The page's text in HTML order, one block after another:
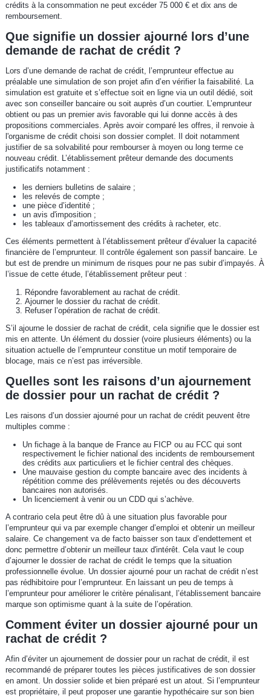
crédits à la consommation ne peut excéder 75 000 € et dix ans de
remboursement.
Que signifie un dossier ajourné lors d’une
demande de rachat de crédit ?
Lors d’une demande de rachat de crédit, l’emprunteur effectue au
préalable une simulation de son projet afin d’en vérifier la faisabilité. La
simulation est gratuite et s’effectue soit en ligne via un outil dédié, soit
avec son conseiller bancaire ou soit auprès d’un courtier. L’emprunteur
obtient ou pas un premier avis favorable qui lui donne accès à des
propositions commerciales. Après avoir comparé les offres, il renvoie à
l'organisme de crédit choisi son dossier complet. Il doit notamment
justifier de sa solvabilité pour rembourser à moyen ou long terme ce
nouveau crédit. L’établissement prêteur demande des documents
justificatifs notamment :
les derniers bulletins de salaire ;
les relevés de compte ;
une pièce d’identité ;
un avis d'imposition ;
les tableaux d’amortissement des crédits à racheter, etc.
Ces éléments permettent à l’établissement prêteur d’évaluer la capacité
financière de l’emprunteur. Il contrôle également son passif bancaire. Le
but est de prendre un minimum de risques pour ne pas subir d’impayés. À
l’issue de cette étude, l’établissement prêteur peut :
Répondre favorablement au rachat de crédit.
Ajourner le dossier du rachat de crédit.
Refuser l’opération de rachat de crédit.
S’il ajourne le dossier de rachat de crédit, cela signifie que le dossier est
mis en attente. Un élément du dossier (voire plusieurs éléments) ou la
situation actuelle de l’emprunteur constitue un motif temporaire de
blocage, mais ce n’est pas irréversible.
Quelles sont les raisons d’un ajournement
de dossier pour un rachat de crédit ?
Les raisons d’un dossier ajourné pour un rachat de crédit peuvent être
multiples comme :
Un fichage à la banque de France au FICP ou au FCC qui sont
respectivement le fichier national des incidents de remboursement
des crédits aux particuliers et le fichier central des chèques.
Une mauvaise gestion du compte bancaire avec des incidents à
répétition comme des prélèvements rejetés ou des découverts
bancaires non autorisés.
Un licenciement à venir ou un CDD qui s’achève.
A contrario cela peut être dû à une situation plus favorable pour
l’emprunteur qui va par exemple changer d’emploi et obtenir un meilleur
salaire. Ce changement va de facto baisser son taux d’endettement et
donc permettre d’obtenir un meilleur taux d'intérêt. Cela vaut le coup
d’ajourner le dossier de rachat de crédit le temps que la situation
professionnelle évolue. Un dossier ajourné pour un rachat de crédit n’est
pas rédhibitoire pour l’emprunteur. En laissant un peu de temps à
l’emprunteur pour améliorer le critère pénalisant, l’établissement bancaire
marque son optimisme quant à la suite de l’opération.
Comment éviter un dossier ajourné pour un
rachat de crédit ?
Afin d’éviter un ajournement de dossier pour un rachat de crédit, il est
recommandé de préparer toutes les pièces justificatives de son dossier
en amont. Un dossier solide et bien préparé est un atout. Si l’emprunteur
est propriétaire, il peut proposer une garantie hypothécaire sur son bien